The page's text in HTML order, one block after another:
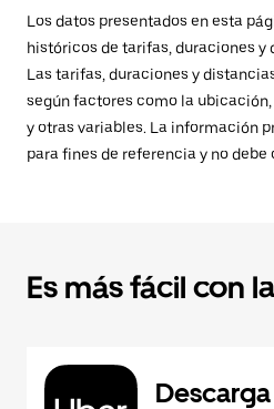
Los datos presentados en esta
históricos de tarifas, duraciones y
Las tarifas, duraciones y
según factores como la
y otras variables. La información
para fines de referencia y no
Es más fácil con